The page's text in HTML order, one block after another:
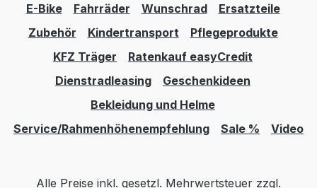
E-Bike Fahrräder Wunschrad
Ersatzteile
Zubehör
Kindertransport
Pflegeprodukte
KFZ Träger
Ratenkauf easyCredit
Dienstradleasing
Geschenkideen
Bekleidung und Helme
Service/Rahmenhöhenempfehlung
Sale % Video
Alle Preise inkl. gesetzl. Mehrwertsteuer zzgl.